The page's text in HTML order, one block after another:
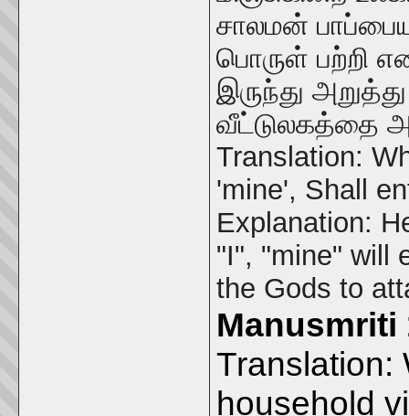
சாலமன்
பொருள் பற்றி
இருந்து
வீட்டுலகத்தை
Translation:
'mine', Shall
Explanation:
"I", "mine" will
the Gods to
Manusmriti
Translation:
household